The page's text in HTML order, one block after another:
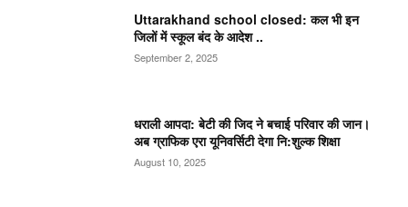
Uttarakhand school closed: कल भी इन
जिलों में स्कूल बंद के आदेश ..
September 2, 2025
धराली आपदा: बेटी की जिद ने बचाई परिवार की जान।
अब ग्राफिक एरा यूनिवर्सिटी देगा नि:शुल्क शिक्षा
August 10, 2025